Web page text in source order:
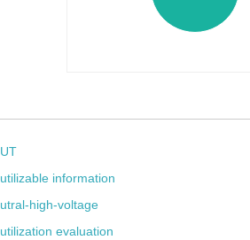
UT
utilizable information
utral-high-voltage
utilization evaluation